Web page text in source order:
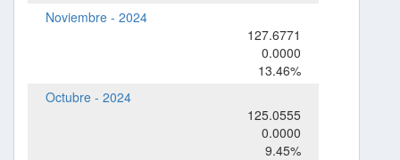
Noviembre - 2024
127.6771
0.0000
13.46%
Octubre - 2024
125.0555
0.0000
9.45%